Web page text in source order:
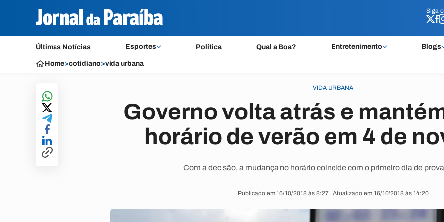
Siga o
Últimas Notícias Esportes Política Qual a Boa? Entretenimento Blogs
Siga o
Home>cotidiano>vida urbana
VIDA URBANA
Governo volta atrás e
horário de verão em 4 de
Com a decisão, a mudança no horário coincide com o primeiro dia de
Publicado em 16/10/2018 às 8:27 | Atualizado em 16/10/2018 às 14:20